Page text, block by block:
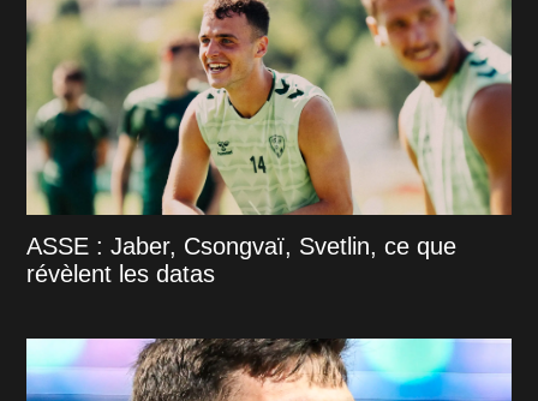
ASSE : Jaber, Csongvaï, Svetlin, ce que
révèlent les datas